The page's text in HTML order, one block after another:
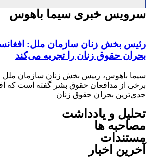
خبری سیما باهوس
بخش زنان سازمان ملل: افغانستان
حقوق زنان را تجربه می‌کند
رییس‌ بخش زنان سازمان ملل متحد
مدافعان حقوق بشر گفته است که
بحران حقوق زنان
و یادداشت
ها
اخبار